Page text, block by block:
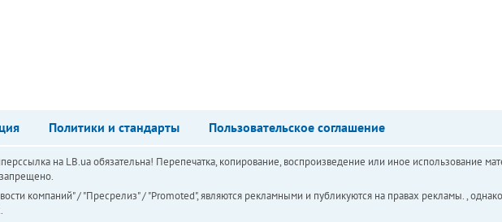
Политики и стандарты Пользовательское соглашение
на LB.ua обязательна! Перепечатка, копирование, воспроизведение или иное использование
запрещено.
компаний" / "Пресрелиз" / "Promoted", являются рекламными и публикуются на правах рекламы. , однако